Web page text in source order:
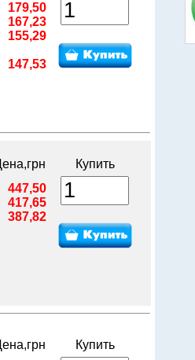
179,50
167,23
155,29
147,53
Купить
447,50
417,65
387,82
Купить